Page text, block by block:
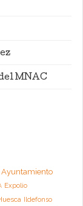
MNAC
Ayuntamiento
Expolio
Ildefonso